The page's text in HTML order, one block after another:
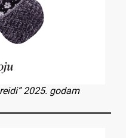
2025. godam